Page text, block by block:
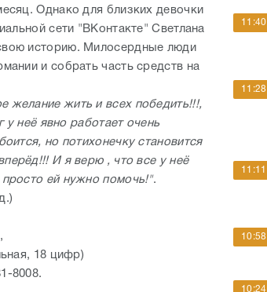
Однако для близких девочки
сети "ВКонтакте" Светлана
историю. Милосердные люди
и собрать часть средств на
желание жить и всех победить!!!,
у неё явно работает очень
но потихонечку становится
И я верю , что все у неё
просто ей нужно помочь!".
18 цифр)
8008.
11:40
11:28
11:11
10:58
10:24